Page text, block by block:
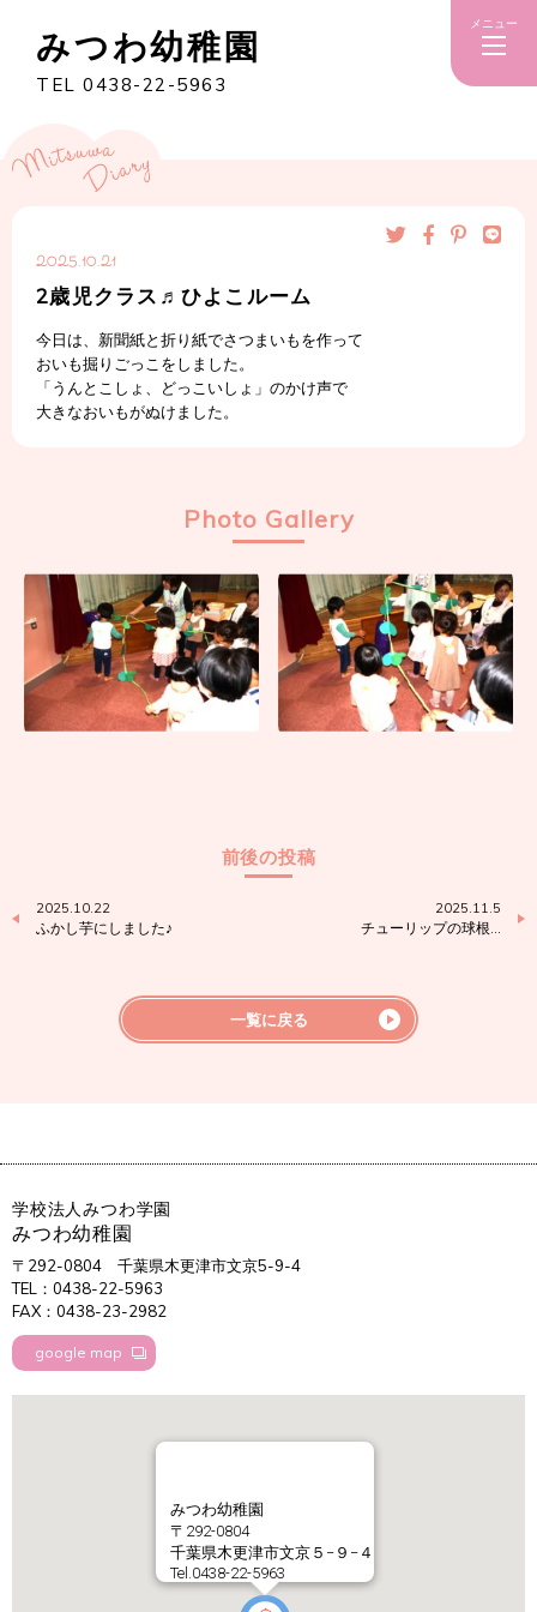
みつわ幼稚園
TEL 0438-22-5963
メニュー
2025.10.21
2歳児クラス♬ひよこルーム
今日は、新聞紙と折り紙でさつまいもを作って
おいも掘りごっこをしました。
「うんとこしょ、どっこいしょ」のかけ声で
大きなおいもがぬけました。
Photo Gallery
前後の投稿
2025.10.22
ふかし芋にしました♪
2025.11.5
チューリップの球根…
一覧に戻る
学校法人みつわ学園
みつわ幼稚園
〒292-0804
千葉県木更津市文京5-9-4
TEL：0438-22-5963
FAX：0438-23-2982
google map
みつわ幼稚園
〒292-0804
千葉県木更津市文京５−９−４
Tel.0438-22-5963